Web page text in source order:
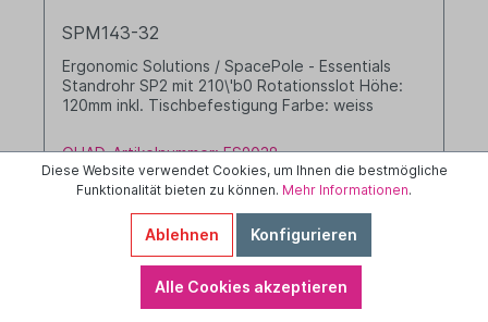
SPM143-32
Ergonomic Solutions / SpacePole - Essentials
Standrohr SP2 mit 210\'b0 Rotationsslot Höhe:
120mm inkl. Tischbefestigung Farbe: weiss
QUAD-Artikelnummer: ES9038
Anmelden
Die Preise werden nach der
Aktivierung angezeigt
Diese Website verwendet Cookies, um Ihnen die bestmögliche
Funktionalität bieten zu können. Mehr Informationen.
Ablehnen Konfigurieren
Alle Cookies akzeptieren